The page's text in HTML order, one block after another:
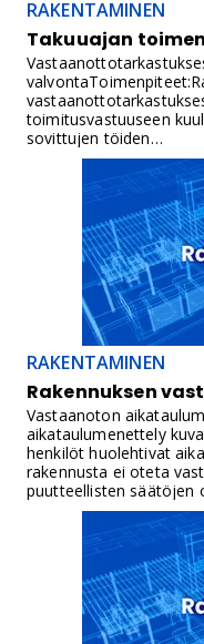
RAKENTAMINEN
Takuuajan
toimitusvastuuseen
sovittujen töiden
RAKENTAMINEN
Rakennuksen
Vastaanoton
aikataulumenettely
henkilöt huolehtivat
rakennusta ei oteta
puutteellisten säätöjen
laaditaan erillinen